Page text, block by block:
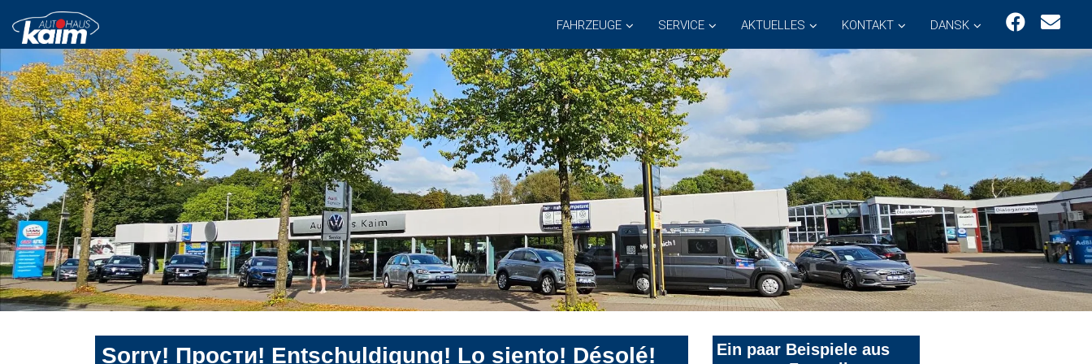
FAHRZEUGE SERVICE AKTUELLES KONTAKT DANSK
Sorry! Прости! Entschuldigung! Lo siento! Désolé!
Ein paar Beispiele aus